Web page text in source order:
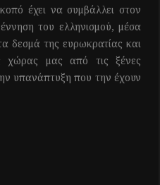
έχει να συμβάλλει στον
του ελληνισμού, μέσα
δεσμά της ευρωκρατίας και
χώρας μας από τις ξένες
υπανάπτυξη που την έχουν